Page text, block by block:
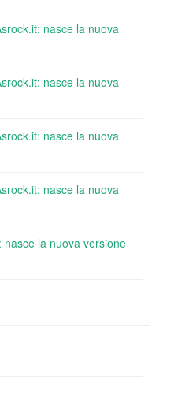
nasce la nuova
nasce la nuova
nasce la nuova
nasce la nuova
nasce la nuova versione